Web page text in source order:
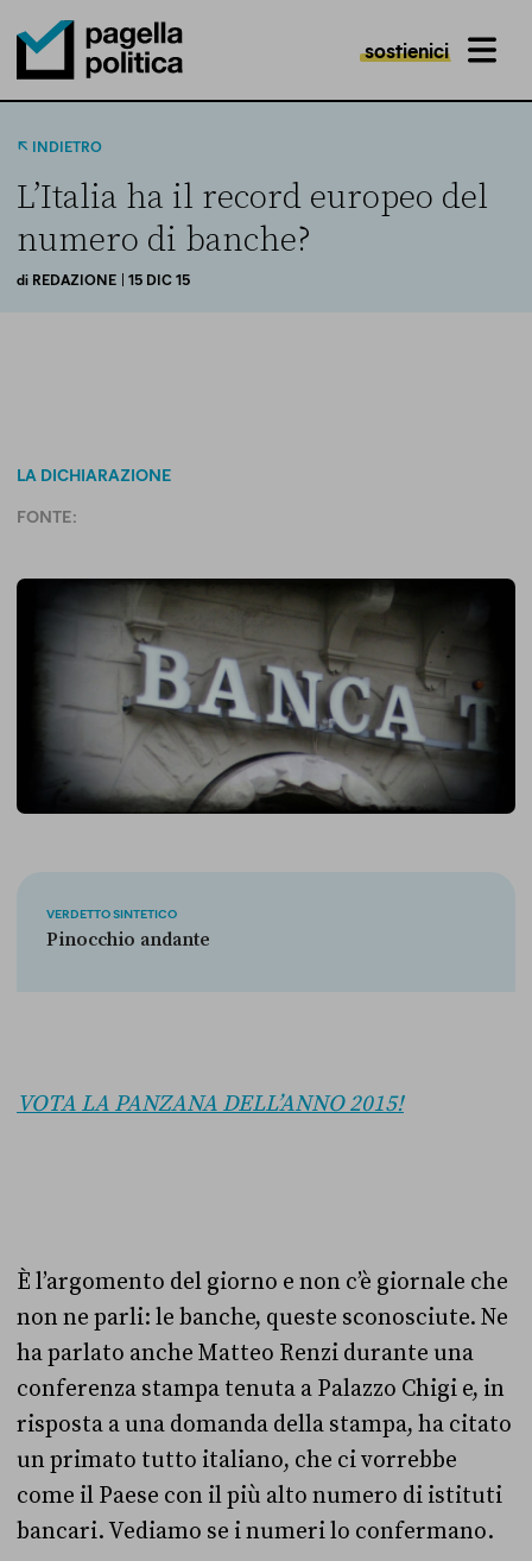
Pagella Politica Logo
sostienici MENU
INDIETRO
L’Italia ha il record europeo del
numero di banche?
di REDAZIONE | 15 DIC 15
LA DICHIARAZIONE
FONTE:
VERDETTO SINTETICO
Pinocchio andante
VOTA LA PANZANA DELL’ANNO 2015!
È l’argomento del giorno e non c’è giornale che
non ne parli: le banche, queste sconosciute. Ne
ha parlato anche Matteo Renzi durante una
conferenza stampa tenuta a Palazzo Chigi e, in
risposta a una domanda della stampa, ha citato
un primato tutto italiano, che ci vorrebbe
come il Paese con il più alto numero di istituti
bancari. Vediamo se i numeri lo confermano.